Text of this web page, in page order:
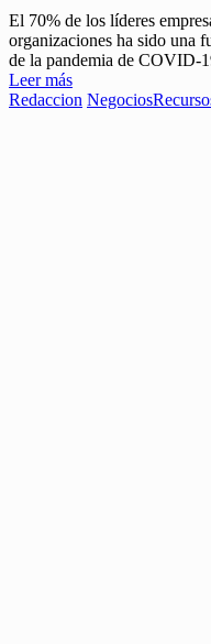
El 70% de los líderes
organizaciones ha sido una
de la pandemia de COVID-
Leer más
Redaccion Negocios